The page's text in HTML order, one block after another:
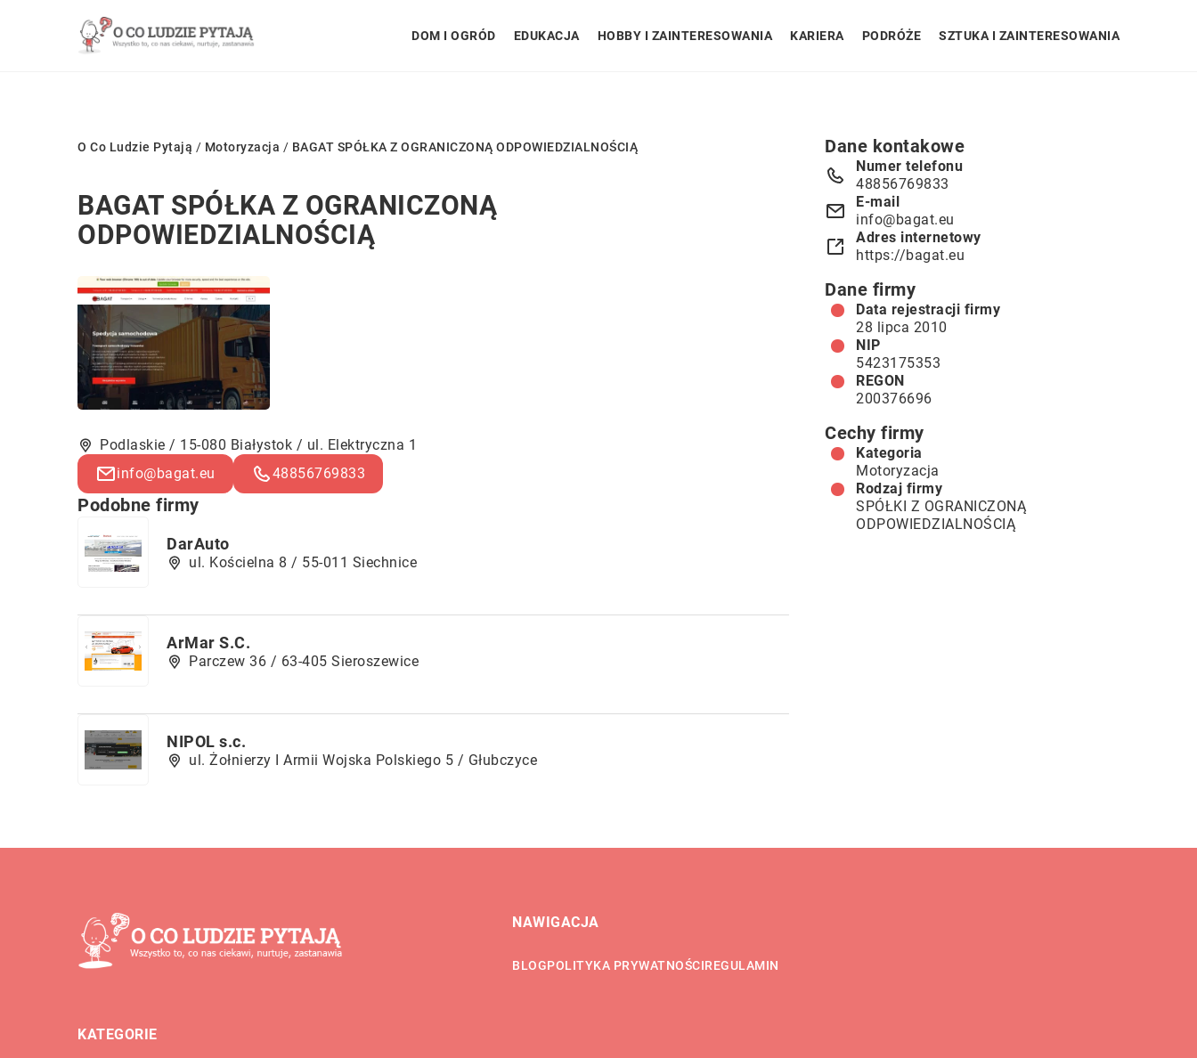
DOM I OGRÓD EDUKACJA HOBBY I ZAINTERESOWANIA KARIERA PODRÓŻE SZTUKA I ZAINTERESOWANIA
O Co Ludzie Pytają / Motoryzacja / BAGAT SPÓŁKA Z OGRANICZONĄ ODPOWIEDZIALNOŚCIĄ
BAGAT SPÓŁKA Z OGRANICZONĄ
ODPOWIEDZIALNOŚCIĄ
Podlaskie / 15-080 Białystok / ul. Elektryczna 1
info@bagat.eu
48856769833
Podobne firmy
DarAuto
ul. Kościelna 8 / 55-011 Siechnice
ArMar S.C.
Parczew 36 / 63-405 Sieroszewice
NIPOL s.c.
ul. Żołnierzy I Armii Wojska Polskiego 5 / Głubczyce
Dane kontakowe
Numer telefonu
48856769833
E-mail
info@bagat.eu
Adres internetowy
https://bagat.eu
Dane firmy
Data rejestracji firmy
28 lipca 2010
NIP
5423175353
REGON
200376696
Cechy firmy
Kategoria
Motoryzacja
Rodzaj firmy
SPÓŁKI Z OGRANICZONĄ
ODPOWIEDZIALNOŚCIĄ
NAWIGACJA
BLOGPOLITYKA PRYWATNOŚCIREGULAMIN
KATEGORIE